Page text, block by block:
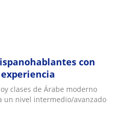
con
clases de Árabe moderno
un nivel intermedio/avanzado